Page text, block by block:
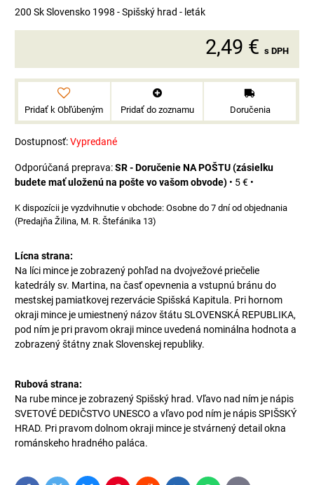
200 Sk Slovensko 1998 - Spišský hrad - leták
2,49 € s DPH
Pridať k Obľúbeným Pridať do zoznamu Doručenia
Dostupnosť:Vypredané
SR - Doručenie NA POŠTU (zásielku
budete mať uloženú na pošte vo vašom obvode) • 5 € •
Osobne do 7 dní od objednania
(Predajňa Žilina, M. R. Štefánika 13)
Lícna strana:
Na líci mince je zobrazený pohľad na dvojvežové priečelie
katedrály sv. Martina, na časť opevnenia a vstupnú bránu do
mestskej pamiatkovej rezervácie Spišská Kapitula. Pri hornom
okraji mince je umiestnený názov štátu SLOVENSKÁ REPUBLIKA,
pod ním je pri pravom okraji mince uvedená nominálna hodnota a
zobrazený štátny znak Slovenskej republiky.
Rubová strana:
Na rube mince je zobrazený Spišský hrad. Vľavo nad ním je nápis
SVETOVÉ DEDIČSTVO UNESCO a vľavo pod ním je nápis SPIŠSKÝ
HRAD. Pri pravom dolnom okraji mince je stvárnený detail okna
románskeho hradného paláca.